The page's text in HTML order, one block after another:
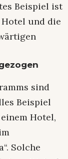
Beispiel ist
und die
sind
Beispiel
Hotel,
Solche